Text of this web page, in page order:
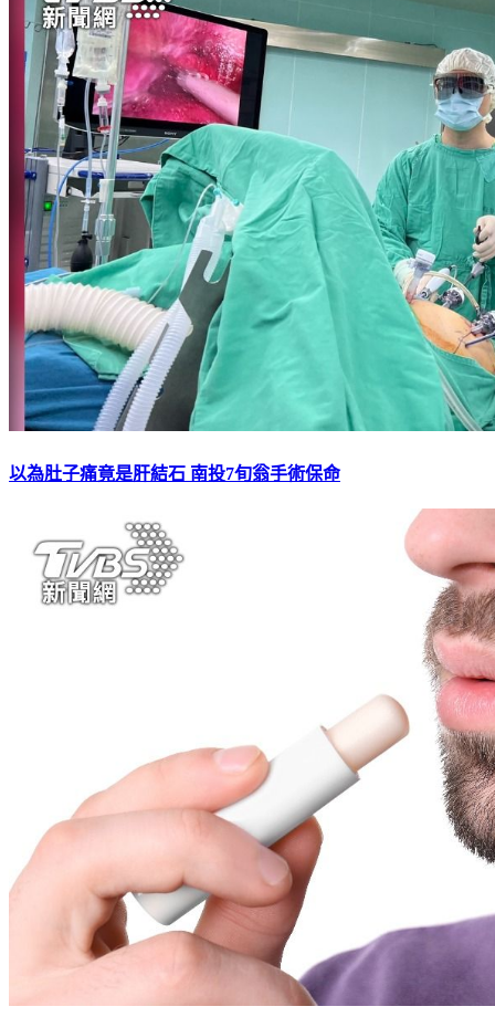
以為肚子痛竟是肝結石 南投7旬翁手術保命